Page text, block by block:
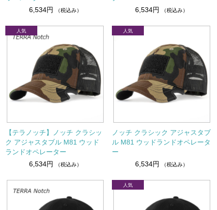
6,534円
（税込み）
6,534円
（税込み）
【テラノッチ】ノッチ クラシッ
ク アジャスタブル M81 ウッド
ランドオペレーター
6,534円
（税込み）
ノッチ クラシック アジャスタブ
ル M81 ウッドランドオペレータ
ー
6,534円
（税込み）